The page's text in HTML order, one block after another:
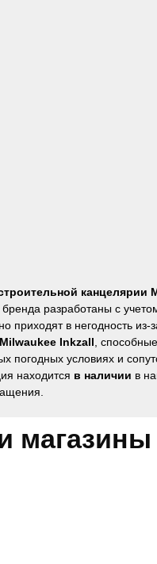
канцелярии
разработаны с
в негодность из-
Milwaukee Inkzall ,
погодных условиях и
находится в наличии в
магазины